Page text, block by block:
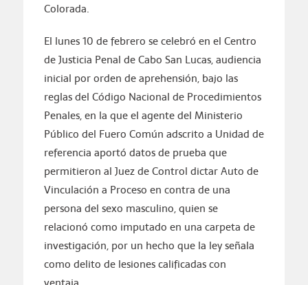
Colorada.
El lunes 10 de febrero se celebró en el Centro
de Justicia Penal de Cabo San Lucas, audiencia
inicial por orden de aprehensión, bajo las
reglas del Código Nacional de Procedimientos
Penales, en la que el agente del Ministerio
Público del Fuero Común adscrito a Unidad de
referencia aportó datos de prueba que
permitieron al Juez de Control dictar Auto de
Vinculación a Proceso en contra de una
persona del sexo masculino, quien se
relacionó como imputado en una carpeta de
investigación, por un hecho que la ley señala
como delito de lesiones calificadas con